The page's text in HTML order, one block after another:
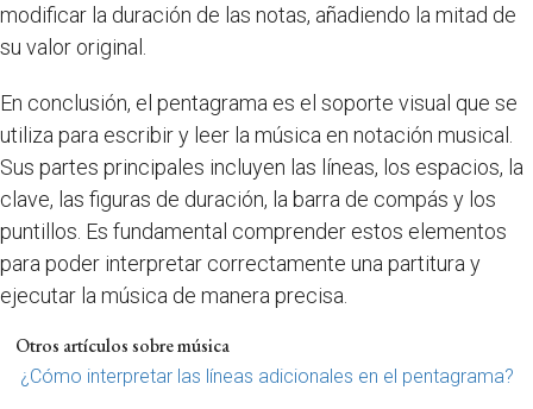
modificar la duración de las notas, añadiendo la mitad de
su valor original.
En conclusión, el pentagrama es el soporte visual que se
utiliza para escribir y leer la música en notación musical.
Sus partes principales incluyen las líneas, los espacios, la
clave, las figuras de duración, la barra de compás y los
puntillos. Es fundamental comprender estos elementos
para poder interpretar correctamente una partitura y
ejecutar la música de manera precisa.
Otros artículos sobre música
¿Cómo interpretar las líneas adicionales en el pentagrama?